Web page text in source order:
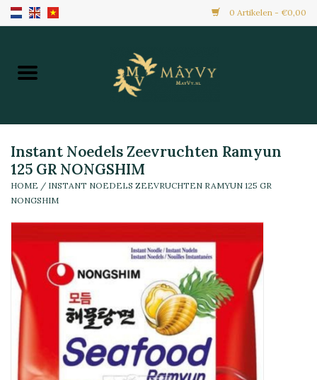
0 Artikelen - €0,00
Home
Nieuw Binnen
Diepvries
Alle Producten
Maaltijden & Hapjes
Instant Noedels Zeevruchten Ramyun
125 GR NONGSHIM
HOME / INSTANT NOEDELS ZEEVRUCHTEN RAMYUN 125 GR
NONGSHIM